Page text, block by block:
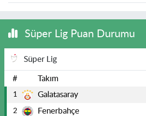
Süper Lig Puan Durumu
Süper Lig
# Takım
1 Galatasaray
2 Fenerbahçe